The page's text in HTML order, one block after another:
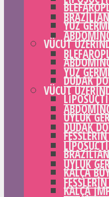
YÜZ
VÜCUT
DUDAK
UYLUK
KALÇA
KALÇA
YÜZ
VÜCUT
DUDAK
UYLUK